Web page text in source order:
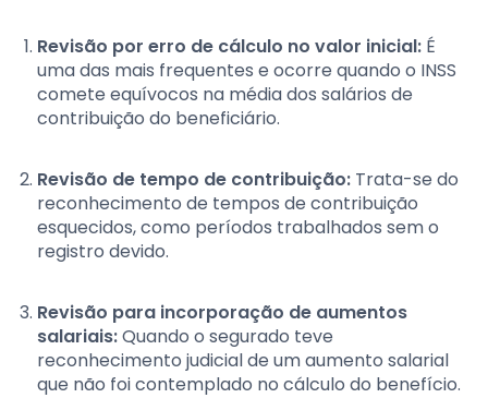
Revisão por erro de cálculo no valor inicial: É
uma das mais frequentes e ocorre quando o INSS
comete equívocos na média dos salários de
contribuição do beneficiário.
Revisão de tempo de contribuição: Trata-se do
reconhecimento de tempos de contribuição
esquecidos, como períodos trabalhados sem o
registro devido.
Revisão para incorporação de aumentos
salariais:Quando o segurado teve
reconhecimento judicial de um aumento salarial
que não foi contemplado no cálculo do benefício.